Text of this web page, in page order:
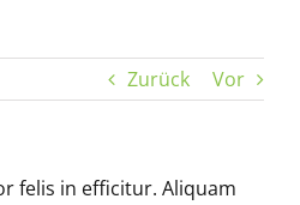
Zurück Vor
felis in efficitur. Aliquam